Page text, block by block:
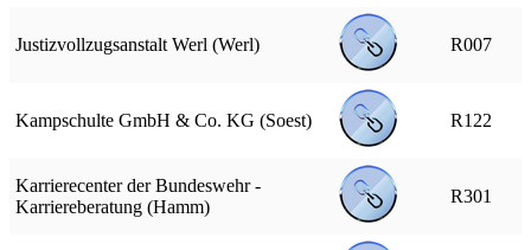
Justizvollzugsanstalt Werl (Werl) R007
Kampschulte GmbH & Co. KG (Soest) R122
Karrierecenter der Bundeswehr -
Karriereberatung (Hamm)
R301